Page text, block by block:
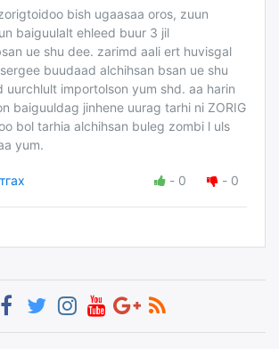
bish ugaasaa oros, zuun
baiguulalt ehleed buur 3 jil
ue shu dee. zarimd aali ert huvisgal
buudaad alchihsan bsan ue shu
uurchlult importolson yum shd. aa harin
baiguuldag jinhene uurag tarhi ni ZORIG
bol tarhia alchihsan buleg zombi l uls
yum.
- 0 - 0